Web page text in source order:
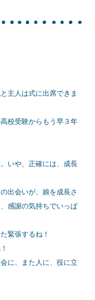
主人は式に出席できま
校受験からもう早３年
いや、正確には、成長
出会いが、娘を成長さ
感謝の気持ちでいっぱ
緊張するね！
に、また人に、役に立